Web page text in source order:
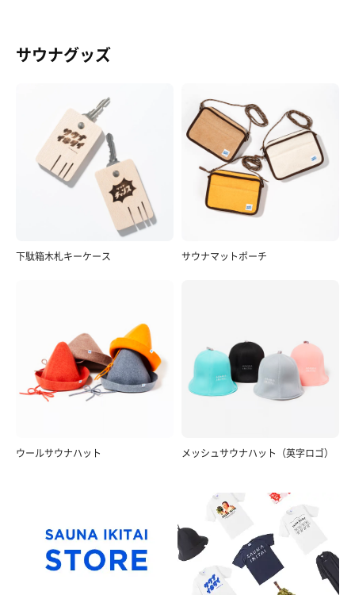
サウナグッズ
下駄箱木札キーケース サウナマットポーチ
ウールサウナハット メッシュサウナハット（英字ロゴ）